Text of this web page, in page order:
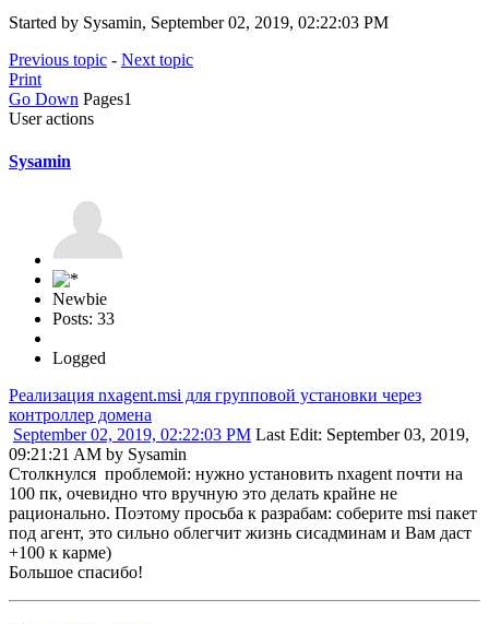
Started by Sysamin, September 02, 2019, 02:22:03 PM
Previous topic - Next topic
Print
Go Down Pages1
User actions
Sysamin
Newbie
Posts: 33
Logged
Реализация nxagent.msi для групповой установки через
контроллер домена
September 02, 2019, 02:22:03 PM Last Edit: September 03, 2019,
09:21:21 AM by Sysamin
Столкнулся проблемой: нужно установить nxagent почти на
100 пк, очевидно что вручную это делать крайне не
рационально. Поэтому просьба к разрабам: соберите msi пакет
под агент, это сильно облегчит жизнь сисадминам и Вам даст
+100 к карме)
Большое спасибо!